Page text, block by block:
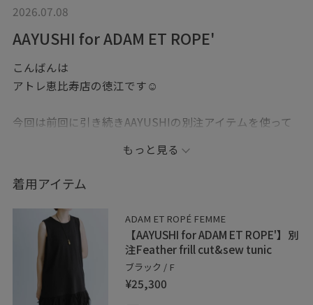
2026.07.08
AAYUSHI for ADAM ET ROPE'
こんばんは
アトレ恵比寿店の徳江です☺︎
今回は前回に引き続きAAYUSHIの別注アイテムを使って
裾はフリルのボリューム感がありつつもボディはミニマ
ルなシルエットなのでレイヤードもしやすくおすすめで
す!
パンツも新作アイテムですが軽くて履きやすかったので
ぜひ店頭にて試してみてくださいね^ ^
-----------------------------------------------------------
もっと見る
着用アイテム
ADAM ET ROPÉ FEMME
【AAYUSHI for ADAM ET ROPE'】別
注Feather frill cut&sew tunic
ブラック / F
¥25,300